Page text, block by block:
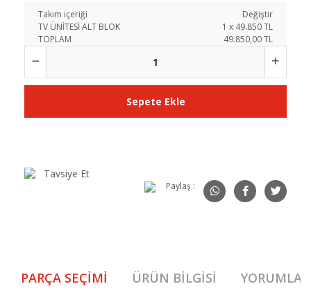
Takım içeriği
Değiştir
TV ÜNİTESİ ALT BLOK
1 x 49.850TL
TOPLAM
49.850,00 TL
Sepete Ekle
Tavsiye Et
Paylaş :
PARÇA SEÇIMI ÜRÜN BILGISI YORUMLAR